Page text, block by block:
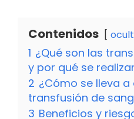
Contenidos
1 ¿Qué son las
y por qué se
2 ¿Cómo se lleva
transfusión de
3 Beneficios y